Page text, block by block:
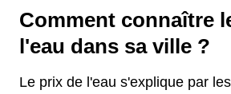
Comment connaître
l'eau dans sa ville ?
Le prix de l'eau s'explique par